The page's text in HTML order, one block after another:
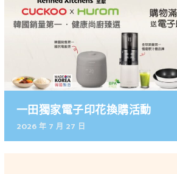
一田獨家電子印花換購活動
2026 年 7 月 27 日